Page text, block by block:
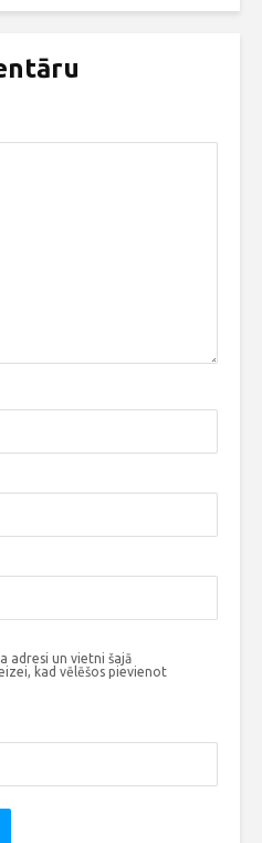
adresi un vietni šajā
kad vēlēšos pievienot